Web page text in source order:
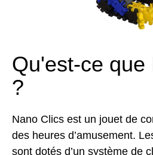
Qu'est-ce que
?
Nano Clics est un jouet de
des heures d’amusement.
sont dotés d’un système de